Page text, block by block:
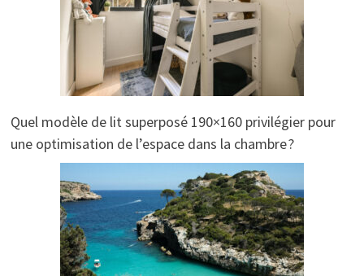
Quel modèle de lit superposé 190×160 privilégier pour
une optimisation de l’espace dans la chambre ?